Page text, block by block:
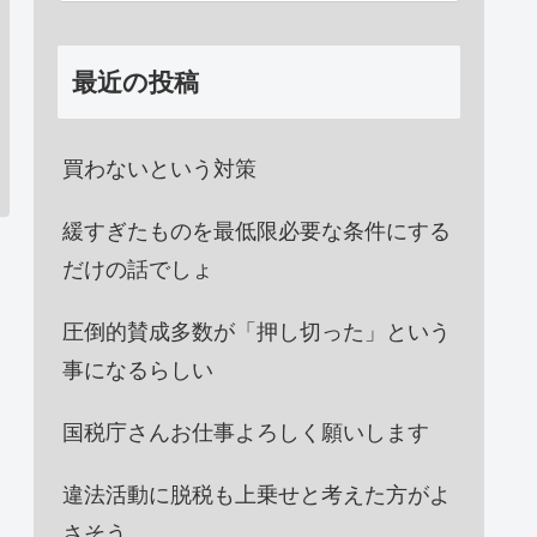
最近の投稿
買わないという対策
緩すぎたものを最低限必要な条件にする
だけの話でしょ
圧倒的賛成多数が「押し切った」という
事になるらしい
国税庁さんお仕事よろしく願いします
違法活動に脱税も上乗せと考えた方がよ